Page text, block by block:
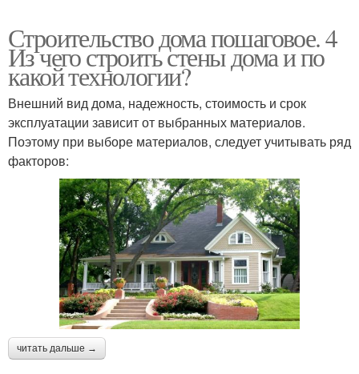
Строительство дома пошаговое. 4
Из чего строить стены дома и по
какой технологии?
Внешний вид дома, надежность, стоимость и срок
эксплуатации зависит от выбранных материалов.
Поэтому при выборе материалов, следует учитывать ряд
факторов:
читать дальше →